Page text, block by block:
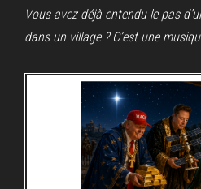
Vous avez déjà entendu le pas
dans un village ? C’est une